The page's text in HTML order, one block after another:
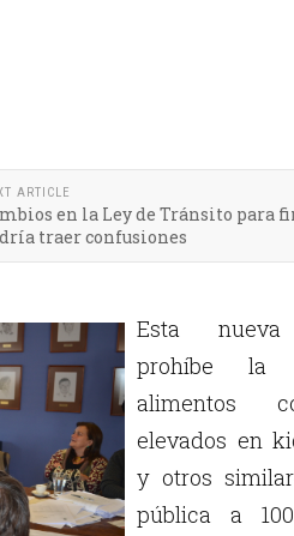
ARTICLE
en la Ley de Tránsito para
traer confusiones
Esta nueva
prohíbe la
alimentos
elevados en
y otros
pública a